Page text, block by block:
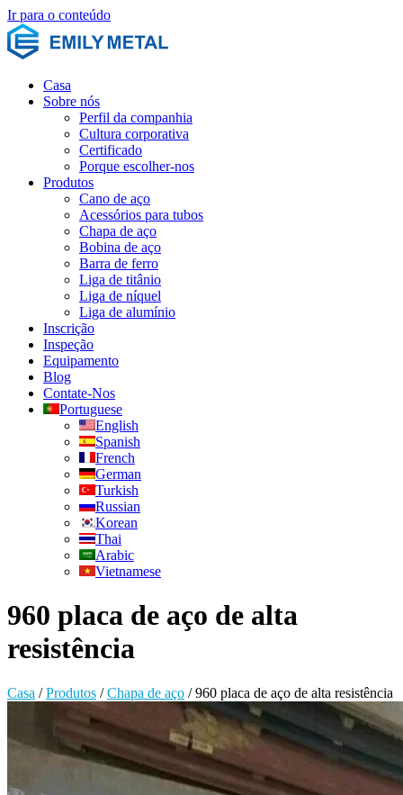
Ir para o conteúdo
Casa
Sobre nós
Perfil da companhia
Cultura corporativa
Certificado
Porque escolher-nos
Produtos
Cano de aço
Acessórios para tubos
Chapa de aço
Bobina de aço
Barra de ferro
Liga de titânio
Liga de níquel
Liga de alumínio
Inscrição
Inspeção
Equipamento
Blog
Contate-Nos
Portuguese
English
Spanish
French
German
Turkish
Russian
Korean
Thai
Arabic
Vietnamese
960 placa de aço de alta
resistência
Casa /Produtos /Chapa de aço /960 placa de aço de alta resistência